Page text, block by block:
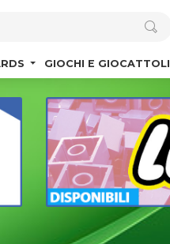
GIOCHI E GIOCATTOLI